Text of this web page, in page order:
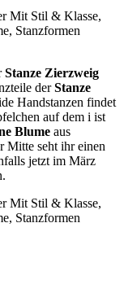
Stanze Zierzweig
derStanze
Handstanzen findet
auf dem i ist
Blume aus
Mitte seht ihr einen
jetzt im März